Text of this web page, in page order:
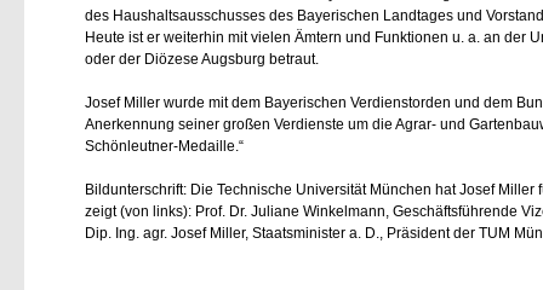
des Haushaltsausschusses des Bayerischen Landtages und
Heute ist er weiterhin mit vielen Ämtern und Funktionen u. a. an der
oder der Diözese Augsburg betraut.
Josef Miller wurde mit dem Bayerischen Verdienstorden und dem
Anerkennung seiner großen Verdienste um die Agrar- und
Schönleutner-Medaille.“
Bildunterschrift: Die Technische Universität München hat Josef
zeigt (von links): Prof. Dr. Juliane Winkelmann, Geschäftsführende
Dip. Ing. agr. Josef Miller, Staatsminister a. D., Präsident der TUM